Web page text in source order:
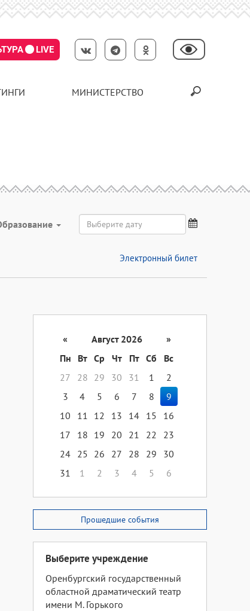
LIVE
МИНИСТЕРСТВО
Электронный билет
« Август 2026
»
Пн
Вт Ср Чт Пт Сб
Вс
27
28 29 30 31 1
2
3
4 5 6 7 8
9
10
11 12 13 14 15
16
17
18 19 20 21 22
23
24 25 26 27 28 29
30
31
1 2 3 4 5 6
Прошедшие события
Выберите учреждение
Оренбургский государственный
областной драматический театр
имени М. Горького